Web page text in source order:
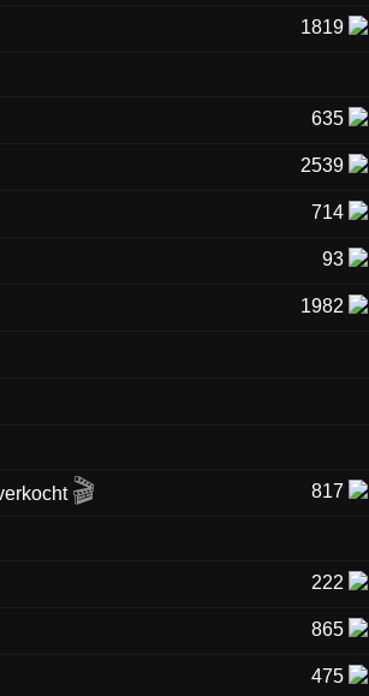
1819
635
2539
714
93
1982
🎬 817
222
865
475